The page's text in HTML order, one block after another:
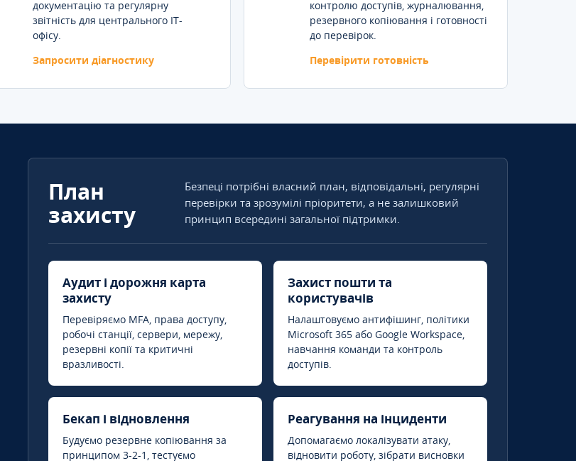
документацію та регулярну
звітність для центрального IT-
офісу.
Запросити діагностику
контролю доступів, журналювання,
резервного копіювання і готовності
до перевірок.
Перевірити готовність
План
захисту
Безпеці потрібні власний план, відповідальні, регулярні
перевірки та зрозумілі пріоритети, а не залишковий
принцип всередині загальної підтримки.
Аудит і дорожня карта
захисту
Перевіряємо MFA, права доступу,
робочі станції, сервери, мережу,
резервні копії та критичні
вразливості.
Захист пошти та
користувачів
Налаштовуємо антифішинг, політики
Microsoft 365 або Google Workspace,
навчання команди та контроль
доступів.
Бекап і відновлення
Будуємо резервне копіювання за
принципом 3-2-1, тестуємо
Реагування на інциденти
Допомагаємо локалізувати атаку,
відновити роботу, зібрати висновки